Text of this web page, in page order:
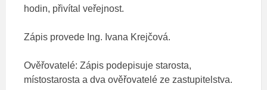
hodin, přivítal veřejnost.
Zápis provede Ing. Ivana Krejčová.
Ověřovatelé: Zápis podepisuje starosta,
místostarosta a dva ověřovatelé ze zastupitelstva.